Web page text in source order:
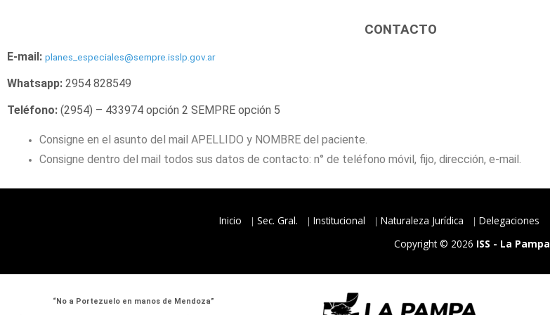
CONTACTO
E-mail: planes_especiales@sempre.isslp.gov.ar
Whatsapp: 2954 828549
Teléfono: (2954) – 433974 opción 2 SEMPRE opción 5
Consigne en el asunto del mail APELLIDO y NOMBRE del paciente.
Consigne dentro del mail todos sus datos de contacto: n° de teléfono móvil, fijo, dirección, e-mail.
Inicio Sec. Gral. Institucional Naturaleza Jurídica Delegaciones
Copyright © 2026 ISS - La Pampa
“No a Portezuelo en manos de Mendoza”